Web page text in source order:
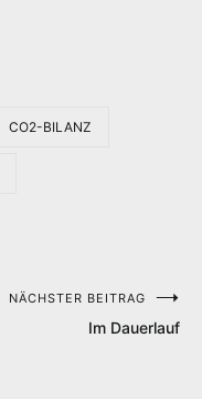
CO2-BILANZ
NÄCHSTER BEITRAG
Im Dauerlauf